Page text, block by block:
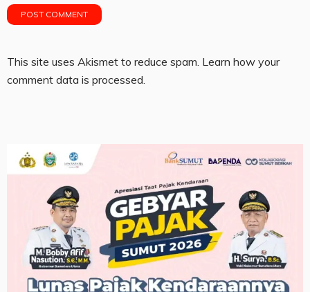
This site uses Akismet to reduce spam. Learn how your
comment data is processed.